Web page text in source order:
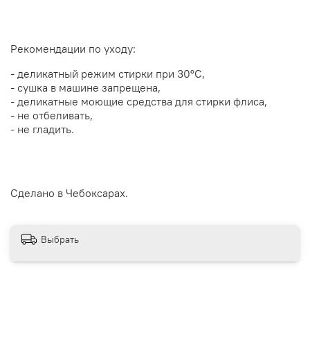
Рекомендации по уходу:
- деликатный режим стирки при 30°С,
- сушка в машине запрещена,
- деликатные моющие средства для стирки флиса,
- не отбеливать,
- не гладить.
Сделано в Чебоксарах.
Выбрать